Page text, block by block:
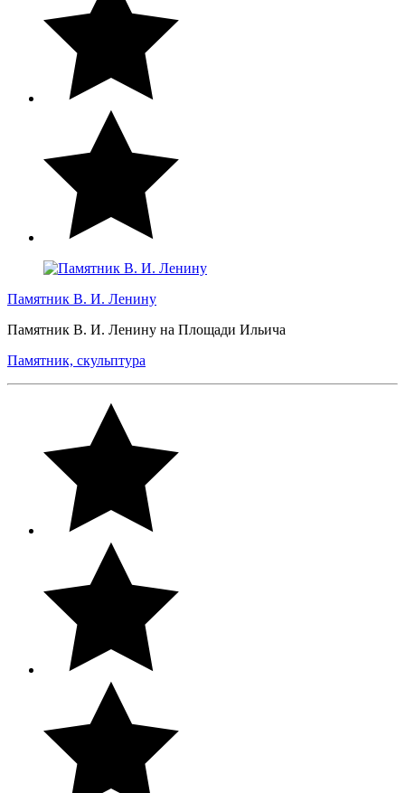
Памятник В. И. Ленину
Памятник В. И. Ленину на Площади Ильича
Памятник, скульптура